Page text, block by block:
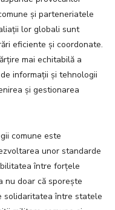
și parteneriatele
lor globali sunt
eficiente și coordonate.
mai echitabilă a
informații și tehnologii
și gestionarea
comune este
unor standarde
între forțele
nu doar că sporește
solidaritatea între statele